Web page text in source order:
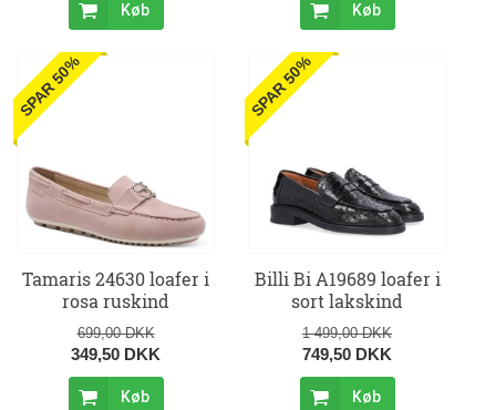
Køb Køb
SPAR 50%
Tamaris 24630 loafer i
rosa ruskind
699,00 DKK
349,50 DKK
Køb
SPAR 50%
Billi Bi A19689 loafer i
sort lakskind
1 499,00 DKK
749,50 DKK
Køb